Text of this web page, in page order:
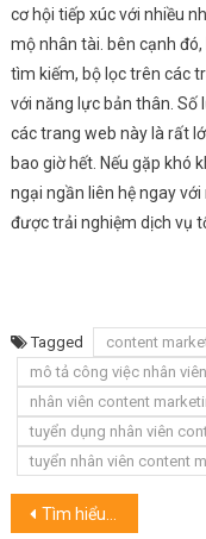
cơ hội tiếp xúc với nhiều
mộ nhân tài. bên cạnh
tìm kiếm, bộ lọc trên các
với năng lực bản thân. Số
các trang web này là rất
bao giờ hết. Nếu gặp khó
ngại ngần liên hệ ngay
được trải nghiệm dịch vụ
Tagged
content
mô tả công việc nhân
nhân viên content
tuyển dụng nhân viên
tuyển nhân viên content
Điều
Tìm hiểu chức năng nhiệm vụ của phòng Marketing